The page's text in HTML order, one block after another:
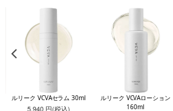
ルリーク VCVAセラム 30ml
5,940 円(税込)
ルリーク VCVAローション
160ml